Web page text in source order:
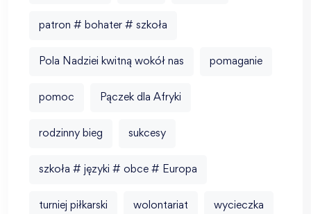
patron # bohater # szkoła
Pola Nadziei kwitną wokół nas pomaganie
pomoc Pączek dla Afryki
rodzinny bieg sukcesy
szkoła # języki # obce # Europa
turniej piłkarski wolontariat wycieczka